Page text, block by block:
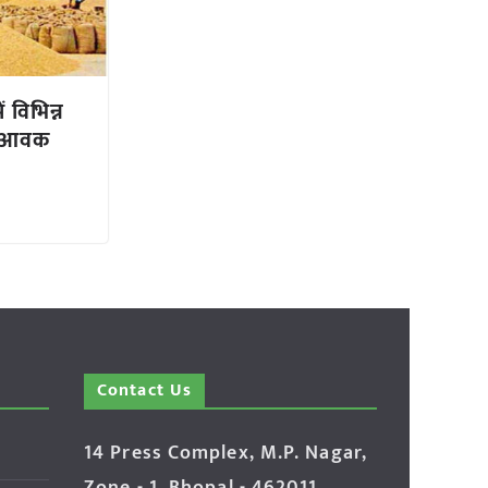
आवक
Contact Us
14 Press Complex, M.P. Nagar,